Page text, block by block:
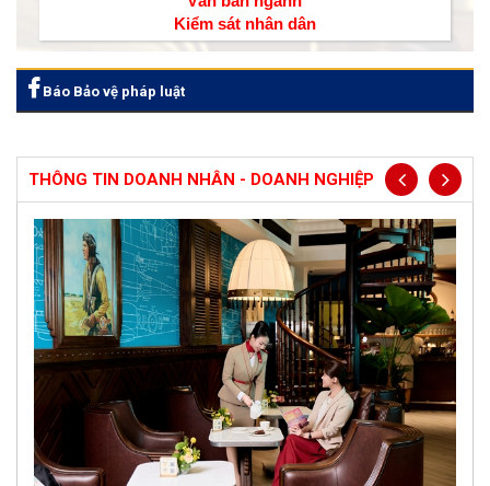
Kiểm sát nhân dân
Báo Bảo vệ pháp luật
THÔNG TIN DOANH NHÂN - DOANH NGHIỆP